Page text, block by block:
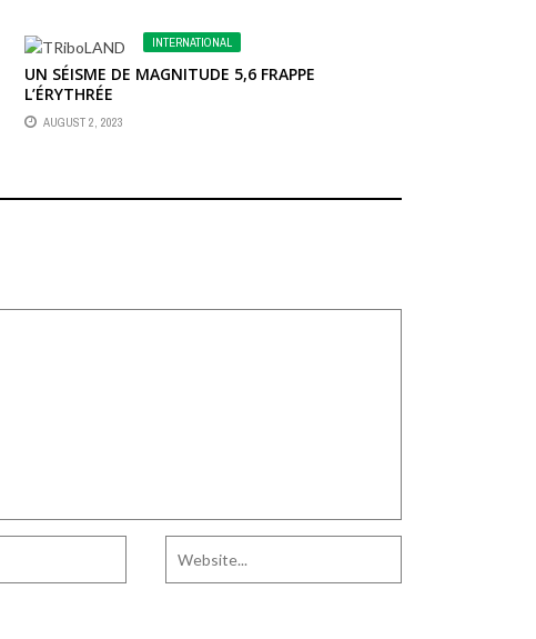
INTERNATIONAL
UN SÉISME DE MAGNITUDE 5,6 FRAPPE
L’ÉRYTHRÉE
AUGUST 2, 2023